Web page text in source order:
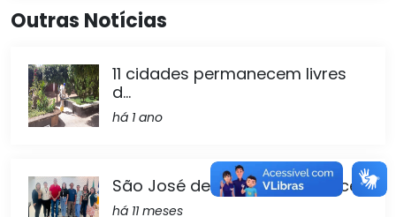
Outras Notícias
11 cidades permanecem livres
d...
há 1 ano
São José de Princesa fortalece...
há 11 meses